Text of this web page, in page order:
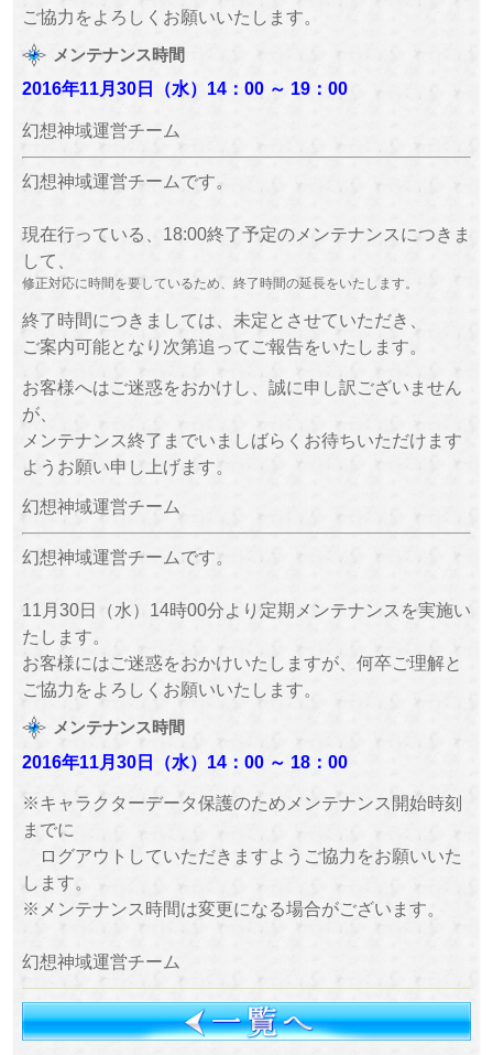
ご協力をよろしくお願いいたします。
メンテナンス時間
2016年11月30日（水） 14：00 ～ 19：00
幻想神域運営チーム
幻想神域運営チームです。
現在行っている、18:00終了予定のメンテナンスにつきま
して、
修正対応に時間を要しているため、終了時間の延長をいたします。
終了時間につきましては、未定とさせていただき、
ご案内可能となり次第追ってご報告をいたします。
お客様へはご迷惑をおかけし、誠に申し訳ございません
が、
メンテナンス終了までいましばらくお待ちいただけます
ようお願い申し上げます。
幻想神域運営チーム
幻想神域運営チームです。
11月30日（水）14時00分より定期メンテナンスを実施い
たします。
お客様にはご迷惑をおかけいたしますが、何卒ご理解と
ご協力をよろしくお願いいたします。
メンテナンス時間
2016年11月30日（水） 14：00 ～ 18：00
※キャラクターデータ保護のためメンテナンス開始時刻
までに
ログアウトしていただきますようご協力をお願いいた
します。
※メンテナンス時間は変更になる場合がございます。
幻想神域運営チーム